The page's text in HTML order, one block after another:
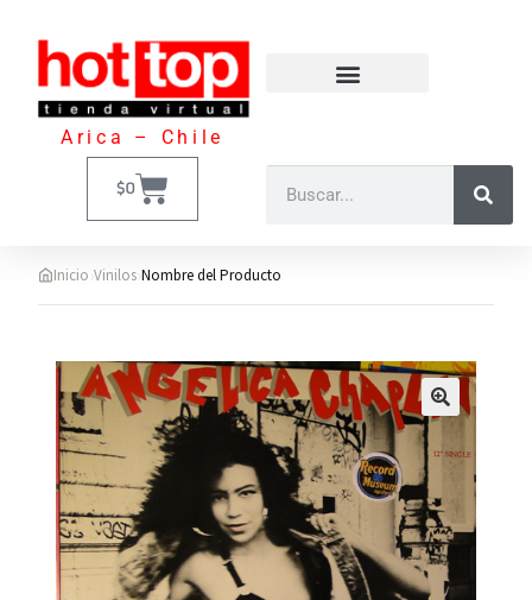
Arica – Chile
$0
Inicio›Vinilos›Nombre del Producto